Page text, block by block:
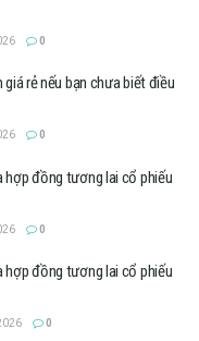
0
rẻ nếu bạn chưa biết điều
0
hợp đồng tương lai cổ phiếu
0
hợp đồng tương lai cổ phiếu
0